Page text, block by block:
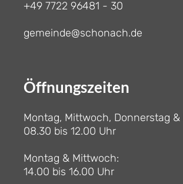
+49 7722 96481 - 30
gemeinde@schonach.de
Öffnungszeiten
Montag, Mittwoch, Donnerstag &
08.30 bis 12.00 Uhr
Montag & Mittwoch:
14.00 bis 16.00 Uhr